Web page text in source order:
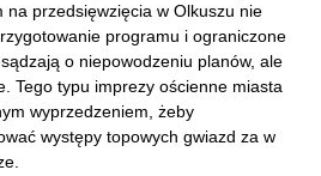
na przedsięwzięcia w Olkuszu nie
programu i ograniczone
o niepowodzeniu planów, ale
Tego typu imprezy ościenne miasta
wyprzedzeniem, żeby
występy topowych gwiazd za w